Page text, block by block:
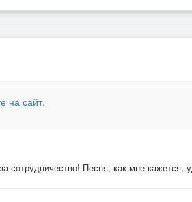
на сайт.
сотрудничество! Песня, как мне кажется,